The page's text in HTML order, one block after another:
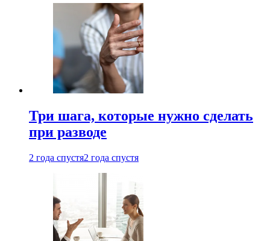
Три шага, которые нужно сделать
при разводе
2 года спустя2 года спустя